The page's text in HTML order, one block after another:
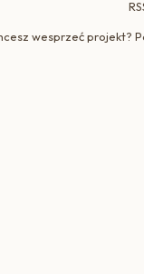
wesprzeć projekt?